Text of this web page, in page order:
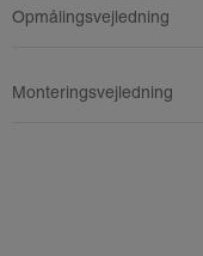
Opmålingsvejledning
Monteringsvejledning